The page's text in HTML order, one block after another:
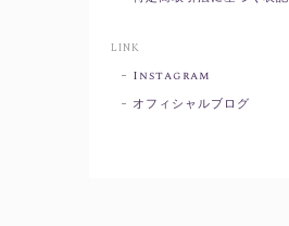
LINK
Instagram
オフィシャルブログ